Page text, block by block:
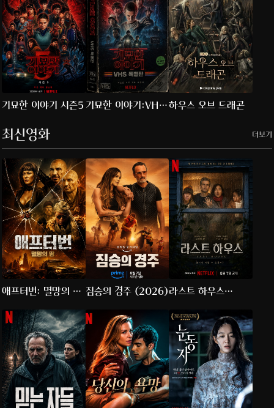
기묘한 이야기 시즌5 기묘한 이야기:VHS 하우스 오브 드래곤
최신영화 더보기
애프터번: 멸망의 땅
(2026)
짐승의 경주 (2026)라스트 하우스